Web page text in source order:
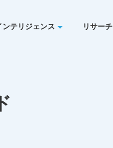
テリジェンス リサーチ